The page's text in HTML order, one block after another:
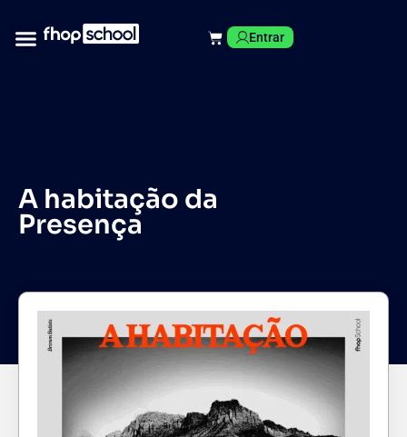
Entrar
A habitação da
Presença